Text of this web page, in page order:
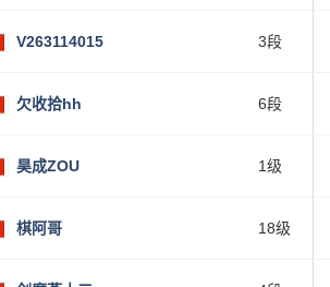
V263114015 3段
欠收拾hh 6段
昊成ZOU 1级
棋阿哥 18级